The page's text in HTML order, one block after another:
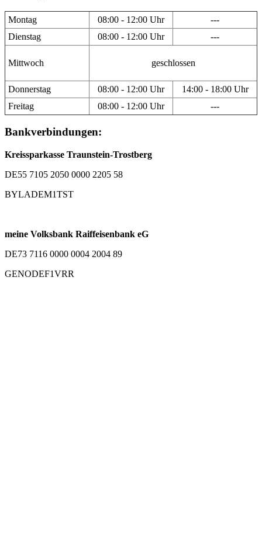
Montag 08:00 - 12:00 Uhr
---
Dienstag
08:00 - 12:00 Uhr ---
Mittwoch geschlossen
Donnerstag 08:00 - 12:00 Uhr
14:00 - 18:00 Uhr
Freitag
08:00 - 12:00 Uhr ---
Bankverbindungen:
Kreissparkasse Traunstein-Trostberg
DE55 7105 2050 0000 2205 58
BYLADEM1TST
meine Volksbank Raiffeisenbank eG
DE73 7116 0000 0004 2004 89
GENODEF1VRR